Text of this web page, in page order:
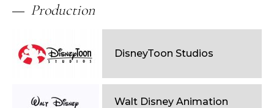
Production
DisneyToon Studios
Walt Disney Animation